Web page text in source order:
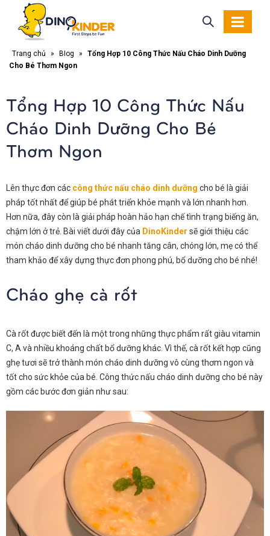
Trang chủ » Blog »
Tổng Hợp 10 Công Thức Nấu Cháo Dinh Dưỡng
Cho Bé Thơm Ngon
Tổng Hợp 10 Công Thức Nấu
Cháo Dinh Dưỡng Cho Bé
Thơm Ngon
Lên thực đơn các công thức nấu cháo dinh dưỡng cho bé là giải
pháp tốt nhất để giúp bé phát triển khỏe mạnh và lớn nhanh hơn.
Hơn nữa, đây còn là giải pháp hoàn hảo hạn chế tình trạng biếng ăn,
chậm lớn ở trẻ. Bài viết dưới đây của DinoKinder sẽ giới thiệu các
món cháo dinh dưỡng cho bé nhanh tăng cân, chóng lớn, mẹ có thể
tham khảo để xây dựng thực đơn phong phú, bổ dưỡng cho bé nhé!
Cháo ghẹ cà rốt
Cà rốt được biết đến là một trong những thực phẩm rất giàu vitamin
C, A và nhiều khoáng chất bổ dưỡng khác. Vì thế, cà rốt kết hợp cũng
ghẹ tươi sẽ trở thành món cháo dinh dưỡng vô cùng thơm ngon và
tốt cho sức khỏe của bé. Công thức nấu cháo dinh dưỡng cho bé này
gồm các bước đơn giản như sau: